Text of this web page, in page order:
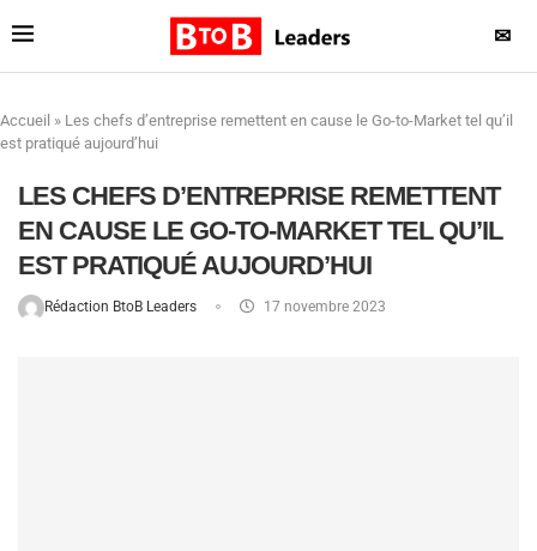
✉
Accueil » Les chefs d’entreprise remettent en cause le Go-to-Market tel qu’il
est pratiqué aujourd’hui
LES CHEFS D’ENTREPRISE REMETTENT
EN CAUSE LE GO-TO-MARKET TEL QU’IL
EST PRATIQUÉ AUJOURD’HUI
Rédaction BtoB Leaders 17 novembre 2023